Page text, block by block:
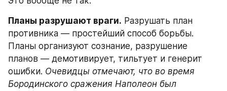
Планы разрушают враги. Разрушать план
противника — простейший способ борьбы.
Планы организуют сознание, разрушение
планов — демотивирует, тильтует и генерит
ошибки. Очевидцы отмечают, что во время
Бородинского сражения Наполеон был